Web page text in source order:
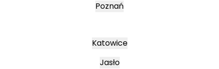
Poznań
Katowice
Jasło